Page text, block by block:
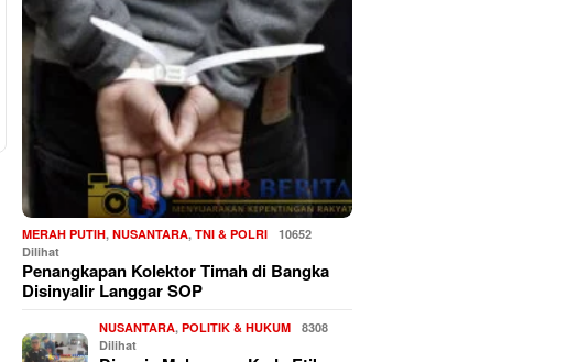
MERAH PUTIH,NUSANTARA,TNI & POLRI
10652
Dilihat
Penangkapan Kolektor Timah di Bangka
Disinyalir Langgar SOP
NUSANTARA,POLITIK & HUKUM
8308
Dilihat